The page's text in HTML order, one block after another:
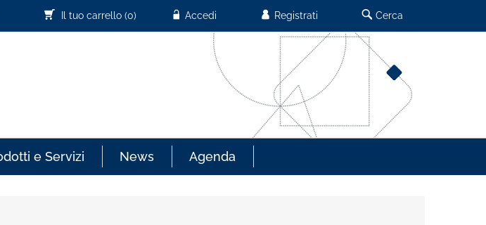
Cerca
Registrati
Accedi
Il tuo carrello (0)
e Servizi News Agenda